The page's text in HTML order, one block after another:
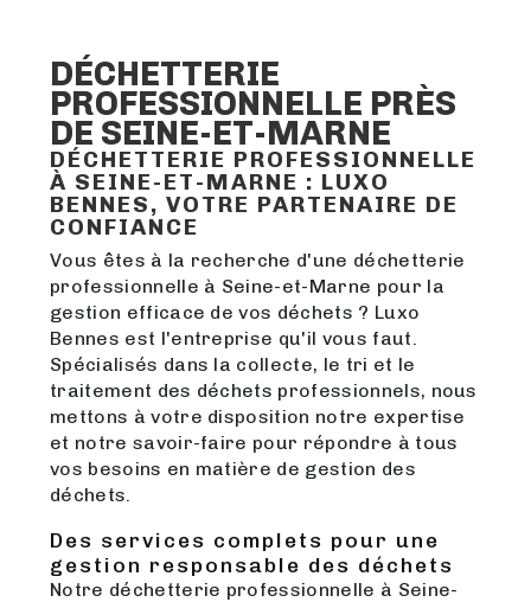
DÉCHETTERIE
PROFESSIONNELLE PRÈS
DE SEINE-ET-MARNE
DÉCHETTERIE PROFESSIONNELLE
À SEINE-ET-MARNE : LUXO
BENNES, VOTRE PARTENAIRE DE
CONFIANCE
Vous êtes à la recherche d'une déchetterie
professionnelle à Seine-et-Marne pour la
gestion efficace de vos déchets ? Luxo
Bennes est l'entreprise qu'il vous faut.
Spécialisés dans la collecte, le tri et le
traitement des déchets professionnels, nous
mettons à votre disposition notre expertise
et notre savoir-faire pour répondre à tous
vos besoins en matière de gestion des
déchets.
Des services complets pour une
gestion responsable des déchets
Notre déchetterie professionnelle à Seine-